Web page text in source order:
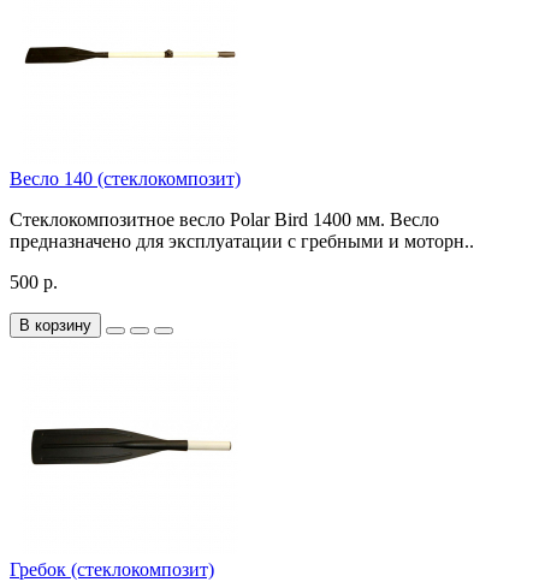
Весло 140 (стеклокомпозит)
Стеклокомпозитное весло Polar Bird 1400 мм. Весло
предназначено для эксплуатации с гребными и моторн..
500 р.
В корзину
Гребок (стеклокомпозит)